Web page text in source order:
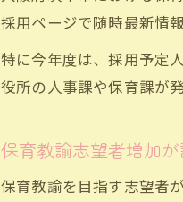
採用ページで随時最新情
特に今年度は、採用予定
役所の人事課や保育課が
保育教諭志望者増加
保育教諭を目指す志望者